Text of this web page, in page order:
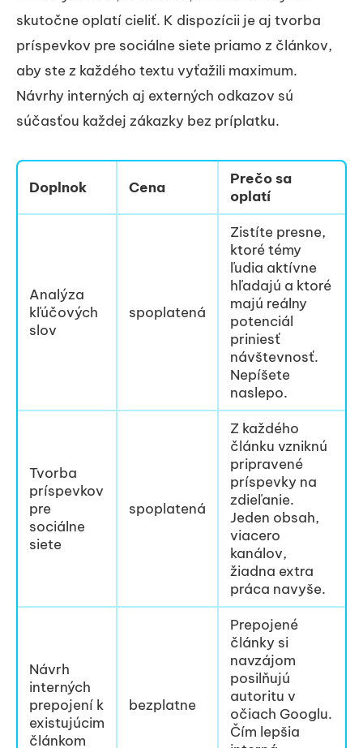
skutočne oplatí cieliť. K dispozícii je aj tvorba
príspevkov pre sociálne siete priamo z článkov,
aby ste z každého textu vyťažili maximum.
Návrhy interných aj externých odkazov sú
súčasťou každej zákazky bez príplatku.
Doplnok Cena
Prečo sa
oplatí
Analýza
kľúčových
slov
spoplatená
Zistíte presne,
ktoré témy
ľudia aktívne
hľadajú a ktoré
majú reálny
potenciál
priniesť
návštevnosť.
Nepíšete
naslepo.
Tvorba
príspevkov
pre
sociálne
siete
spoplatená
Z každého
článku vzniknú
pripravené
príspevky na
zdieľanie.
Jeden obsah,
viacero
kanálov,
žiadna extra
práca navyše.
Návrh
interných
prepojení k
existujúcim
článkom
bezplatne
Prepojené
články si
navzájom
posilňujú
autoritu v
očiach Googlu.
Čím lepšia